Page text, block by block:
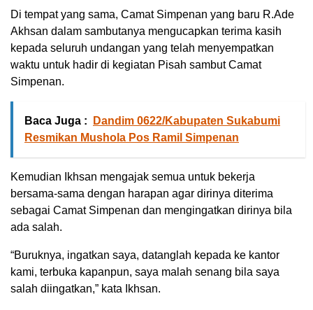
Di tempat yang sama, Camat Simpenan yang baru R.Ade
Akhsan dalam sambutanya mengucapkan terima kasih
kepada seluruh undangan yang telah menyempatkan
waktu untuk hadir di kegiatan Pisah sambut Camat
Simpenan.
Baca Juga :
Dandim 0622/Kabupaten Sukabumi
Resmikan Mushola Pos Ramil Simpenan
Kemudian Ikhsan mengajak semua untuk bekerja
bersama-sama dengan harapan agar dirinya diterima
sebagai Camat Simpenan dan mengingatkan dirinya bila
ada salah.
“Buruknya, ingatkan saya, datanglah kepada ke kantor
kami, terbuka kapanpun, saya malah senang bila saya
salah diingatkan,” kata Ikhsan.